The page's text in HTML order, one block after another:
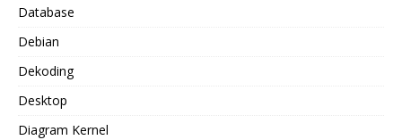
Database
Debian
Dekoding
Desktop
Diagram Kernel